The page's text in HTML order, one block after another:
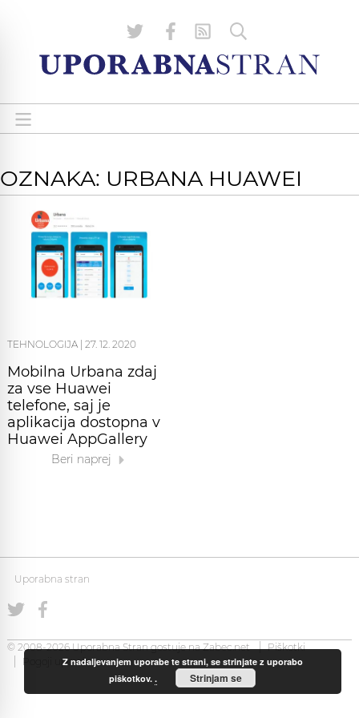
OZNAKA: URBANA HUAWEI
TEHNOLOGIJA 27. 12. 2020
Mobilna Urbana zdaj
za vse Huawei
telefone, saj je
aplikacija dostopna v
Huawei AppGallery
Beri naprej
Uporabna stran
© 2008-2026 Uporabna Stran gostuje naZabec.net
Piškotki
Pogoji uporabeZ nadaljevanjem uporabe te strani, se strinjate z uporabo
piškotkov.. Strinjam se